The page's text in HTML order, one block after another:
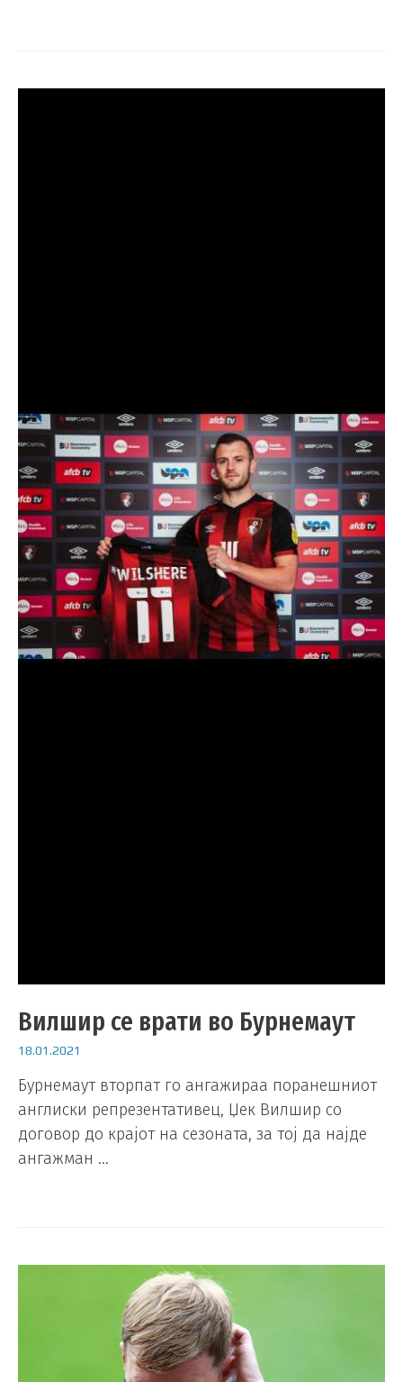
Вилшир се врати во Бурнемаут
18.01.2021
Бурнемаут вторпат го ангажираа поранешниот
англиски репрезентативец, Џек Вилшир со
договор до крајот на сезоната, за тој да најде
ангажман …